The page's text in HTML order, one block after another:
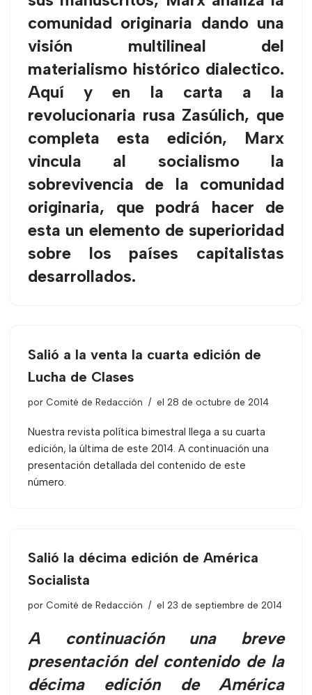
comunidad originaria dando una
visión multilineal del
materialismo histórico dialectico.
Aquí y en la carta a la
revolucionaria rusa Zasúlich, que
completa esta edición, Marx
vincula al socialismo la
sobrevivencia de la comunidad
originaria, que podrá hacer de
esta un elemento de superioridad
sobre los países capitalistas
desarrollados.
Salió a la venta la cuarta edición de
Lucha de Clases
por Comité de Redacción el 28 de octubre de 2014
Nuestra revista política bimestral llega a su cuarta
edición, la última de este 2014. A continuación una
presentación detallada del contenido de este
número.
Salió la décima edición de América
Socialista
por Comité de Redacción el 23 de septiembre de 2014
A continuación una breve
presentación del contenido de la
décima edición de América